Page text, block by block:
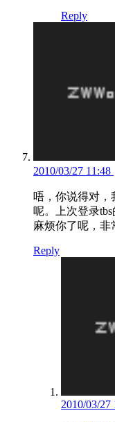
Reply
2010/03/27 11:48
唔，你说得对，
呢。上次登录
麻烦你了呢，非
Reply
2010/03/27